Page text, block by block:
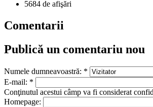
5684 de afişări
Comentarii
Publică un comentariu nou
Numele dumneavoastră: *
E-mail: *
Conţinutul acestui câmp va fi considerat
Homepage: